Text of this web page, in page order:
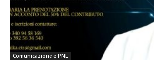
Comunicazione e PNL